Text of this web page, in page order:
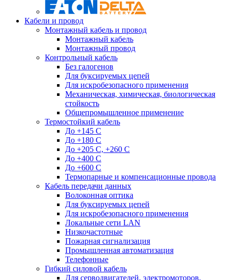
Кабели и провод
Монтажный кабель и провод
Монтажный кабель
Монтажный провод
Контрольный кабель
Без галогенов
Для буксируемых цепей
Для искробезопасного применения
Механическая, химическая, биологическая
стойкость
Общепромышленное применение
Термостойкий кабель
До +145 С
До +180 C
До +205 С, +260 С
До +400 C
До +600 С
Термопарные и компенсационные провода
Кабель передачи данных
Волоконная оптика
Для буксируемых цепей
Для искробезопасного применения
Локальные сети LAN
Низкочастотные
Пожарная сигнализация
Промышленная автоматизация
Телефонные
Гибкий силовой кабель
Для серводвигателей, электромоторов,